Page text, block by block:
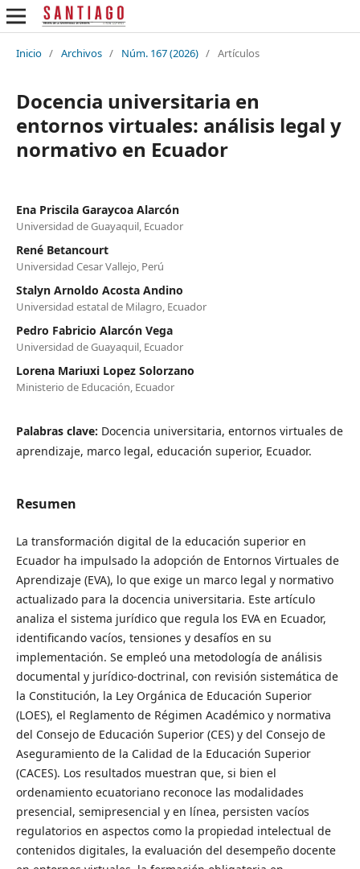
Inicio / Archivos / Núm. 167 (2026) / Artículos
Docencia universitaria en
entornos virtuales: análisis legal y
normativo en Ecuador
Ena Priscila Garaycoa Alarcón
Universidad de Guayaquil, Ecuador
René Betancourt
Universidad Cesar Vallejo, Perú
Stalyn Arnoldo Acosta Andino
Universidad estatal de Milagro, Ecuador
Pedro Fabricio Alarcón Vega
Universidad de Guayaquil, Ecuador
Lorena Mariuxi Lopez Solorzano
Ministerio de Educación, Ecuador
Palabras clave: Docencia universitaria, entornos virtuales de
aprendizaje, marco legal, educación superior, Ecuador.
Resumen
La transformación digital de la educación superior en
Ecuador ha impulsado la adopción de Entornos Virtuales de
Aprendizaje (EVA), lo que exige un marco legal y normativo
actualizado para la docencia universitaria. Este artículo
analiza el sistema jurídico que regula los EVA en Ecuador,
identificando vacíos, tensiones y desafíos en su
implementación. Se empleó una metodología de análisis
documental y jurídico-doctrinal, con revisión sistemática de
la Constitución, la Ley Orgánica de Educación Superior
(LOES), el Reglamento de Régimen Académico y normativa
del Consejo de Educación Superior (CES) y del Consejo de
Aseguramiento de la Calidad de la Educación Superior
(CACES). Los resultados muestran que, si bien el
ordenamiento ecuatoriano reconoce las modalidades
presencial, semipresencial y en línea, persisten vacíos
regulatorios en aspectos como la propiedad intelectual de
contenidos digitales, la evaluación del desempeño docente